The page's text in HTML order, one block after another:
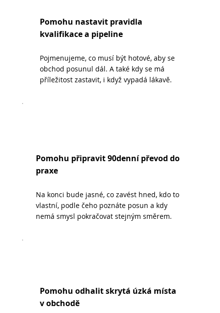
Pomohu nastavit pravidla
kvalifikace a pipeline
Pojmenujeme, co musí být hotové, aby se
obchod posunul dál. A také kdy se má
příležitost zastavit, i když vypadá lákavě.
Pomohu připravit 90denní převod do
praxe
Na konci bude jasné, co zavést hned, kdo to
vlastní, podle čeho poznáte posun a kdy
nemá smysl pokračovat stejným směrem.
Pomohu odhalit skrytá úzká místa
v obchodě